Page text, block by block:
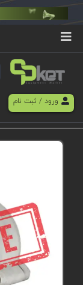
ورود/ ثبت نام